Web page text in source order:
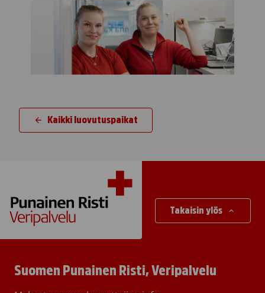
Kaikki luovutuspaikat
Takaisin ylös
Suomen Punainen Risti, Veripalvelu